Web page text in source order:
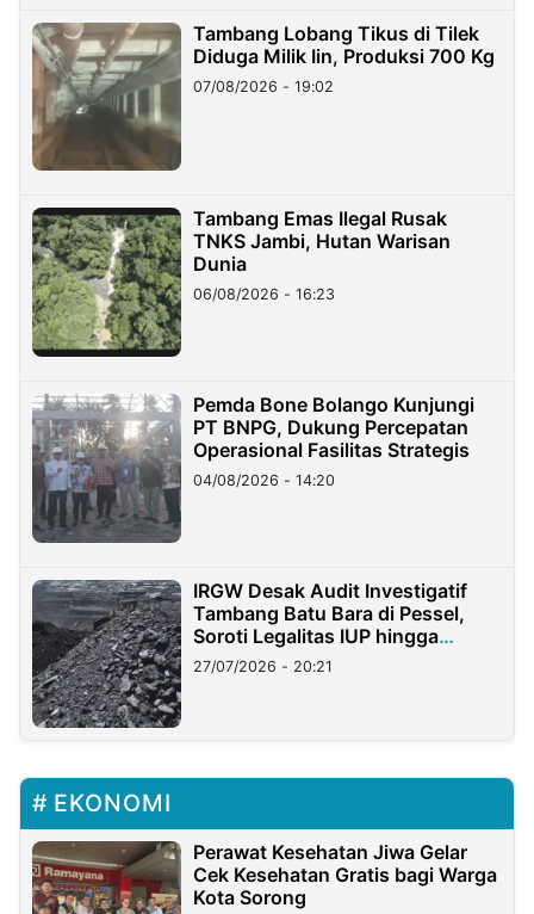
Tambang Lobang Tikus di Tilek
Diduga Milik Iin, Produksi 700 Kg
07/08/2026 - 19:02
Tambang Emas Ilegal Rusak
TNKS Jambi, Hutan Warisan
Dunia
06/08/2026 - 16:23
Pemda Bone Bolango Kunjungi
PT BNPG, Dukung Percepatan
Operasional Fasilitas Strategis
04/08/2026 - 14:20
IRGW Desak Audit Investigatif
Tambang Batu Bara di Pessel,
Soroti Legalitas IUP hingga
Stockpile
27/07/2026 - 20:21
EKONOMI
Perawat Kesehatan Jiwa Gelar
Cek Kesehatan Gratis bagi Warga
Kota Sorong